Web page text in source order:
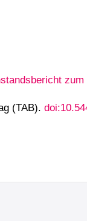
zum
(TAB).